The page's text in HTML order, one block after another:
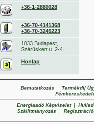
+36-1-2880028
+36-70-4141368
+36-70-3245223
1033 Budapest,
Szérűskert u. 2-4.
Honlap
Bemutatkozás | Termékdíj
Energiaadó Képviselet|
Szállítmányozás
|